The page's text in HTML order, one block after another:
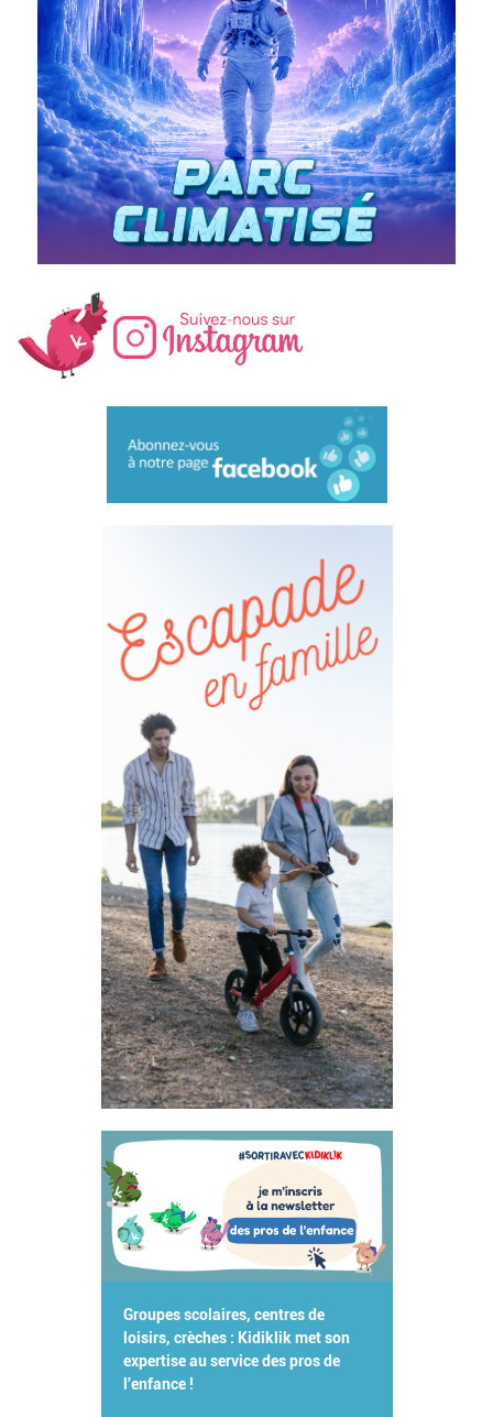
Groupes scolaires, centres de
loisirs, crèches : Kidiklik met son
expertise au service des pros de
l'enfance !